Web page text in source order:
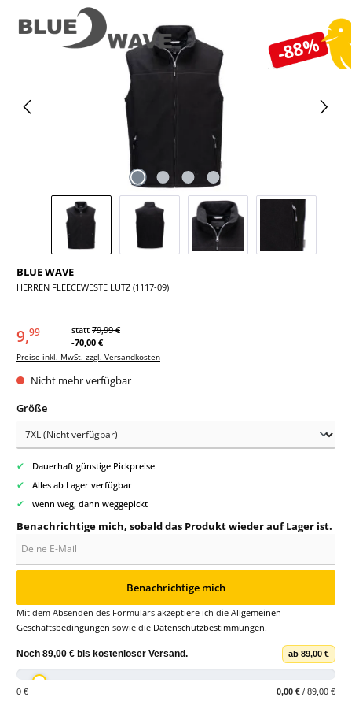
-88%
Bildergalerie überspringen
BLUE WAVE
HERREN FLEECEWESTE LUTZ (1117-09)
9,99 statt 79,99 €
-70,00 €
Preise inkl. MwSt. zzgl. Versandkosten
Nicht mehr verfügbar
Größeauswählen
✔ Dauerhaft günstige Pickpreise
✔ Alles ab Lager verfügbar
✔ wenn weg, dann weggepickt
Benachrichtige mich, sobald das Produkt wieder auf Lager ist.
Benachrichtige mich
Mit dem Absenden des Formulars akzeptiere ich die Allgemeinen
Geschäftsbedingungen sowie die Datenschutzbestimmungen.
Noch 89,00 € bis kostenloser Versand. ab 89,00 €
0 € 0,00 € / 89,00 €